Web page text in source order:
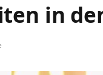
in